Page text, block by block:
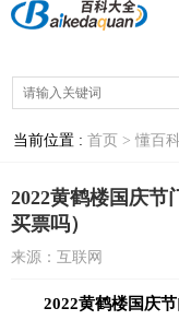
当前位置 : 首页 > 懂百
2022黄鹤楼国庆节
买票吗）
来源：互联网
2022黄鹤楼国庆